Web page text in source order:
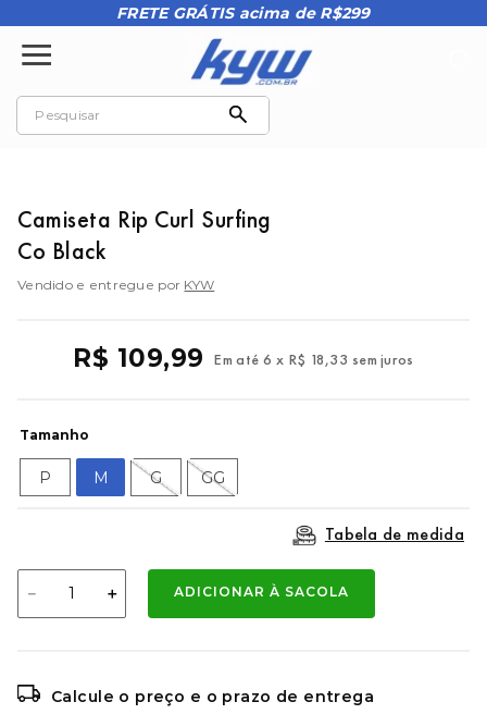
FRETE GRÁTIS acima de R$299
Camiseta Rip Curl Surfing
Co Black
Vendido e entregue por KYW
R$ 109,99 Em até 6 x R$ 18,33 sem juros
Tamanho
P M G GG
Tabela de medida
＋
－ ADICIONAR À SACOLA
Calcule o preço e o prazo de entrega